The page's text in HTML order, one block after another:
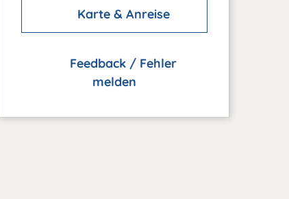
Karte & Anreise
Feedback / Fehler
melden